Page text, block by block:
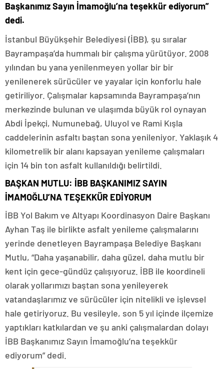
Başkanımız Sayın İmamoğlu’na teşekkür ediyorum”
dedi.
İstanbul Büyükşehir Belediyesi (İBB), şu sıralar
Bayrampaşa’da hummalı bir çalışma yürütüyor. 2008
yılından bu yana yenilenmeyen yollar bir bir
yenilenerek sürücüler ve yayalar için konforlu hale
getiriliyor. Çalışmalar kapsamında Bayrampaşa’nın
merkezinde bulunan ve ulaşımda büyük rol oynayan
Abdi İpekçi, Numunebağ, Uluyol ve Rami Kışla
caddelerinin asfaltı baştan sona yenileniyor. Yaklaşık 4
kilometrelik bir alanı kapsayan yenileme çalışmaları
için 14 bin ton asfalt kullanıldığı belirtildi.
BAŞKAN MUTLU: İBB BAŞKANIMIZ SAYIN
İMAMOĞLU’NA TEŞEKKÜR EDİYORUM
İBB Yol Bakım ve Altyapı Koordinasyon Daire Başkanı
Ayhan Taş ile birlikte asfalt yenileme çalışmalarını
yerinde denetleyen Bayrampaşa Belediye Başkanı
Mutlu, “Daha yaşanabilir, daha güzel, daha mutlu bir
kent için gece-gündüz çalışıyoruz. İBB ile koordineli
olarak yollarımızı baştan sona yenileyerek
vatandaşlarımız ve sürücüler için nitelikli ve işlevsel
hale getiriyoruz. Bu vesileyle, son 5 yıl içinde ilçemize
yaptıkları katkılardan ve şu anki çalışmalardan dolayı
İBB Başkanımız Sayın İmamoğlu’na teşekkür
ediyorum” dedi.